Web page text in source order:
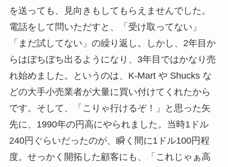
を送っても、見向きもしてもらえませんでした。
電話をして問いただすと、「受け取ってない」
「まだ試してない」の繰り返し。しかし、2年目か
らはぼちぼち出るようになり、3年目ではかなり売
れ始めました。というのは、K-Mart や Shucks な
どの大手小売業者が大量に買い付けてくれたから
です。そして、「こりゃ行けるぞ！」と思った矢
先に、1990年の円高にやられました。当時1ドル
240円ぐらいだったのが、瞬く間に1ドル100円程
度。せっかく開拓した顧客にも、「これじゃぁ高